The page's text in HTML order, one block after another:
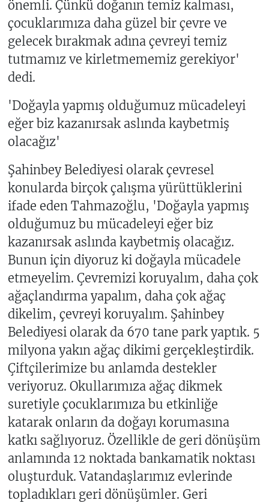
önemli. Çünkü doğanın temiz kalması,
çocuklarımıza daha güzel bir çevre ve
gelecek bırakmak adına çevreyi temiz
tutmamız ve kirletmememiz gerekiyor'
dedi.
'Doğayla yapmış olduğumuz mücadeleyi
eğer biz kazanırsak aslında kaybetmiş
olacağız'
Şahinbey Belediyesi olarak çevresel
konularda birçok çalışma yürüttüklerini
ifade eden Tahmazoğlu, 'Doğayla yapmış
olduğumuz bu mücadeleyi eğer biz
kazanırsak aslında kaybetmiş olacağız.
Bunun için diyoruz ki doğayla mücadele
etmeyelim. Çevremizi koruyalım, daha çok
ağaçlandırma yapalım, daha çok ağaç
dikelim, çevreyi koruyalım. Şahinbey
Belediyesi olarak da 670 tane park yaptık. 5
milyona yakın ağaç dikimi gerçekleştirdik.
Çiftçilerimize bu anlamda destekler
veriyoruz. Okullarımıza ağaç dikmek
suretiyle çocuklarımıza bu etkinliğe
katarak onların da doğayı korumasına
katkı sağlıyoruz. Özellikle de geri dönüşüm
anlamında 12 noktada bankamatik noktası
oluşturduk. Vatandaşlarımız evlerinde
topladıkları geri dönüşümler. Geri